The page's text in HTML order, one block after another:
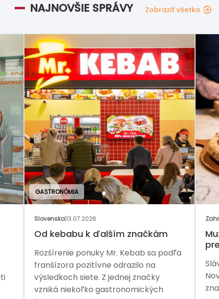
NAJNOVŠIE SPRÁVY Zobraziť všetko
sa podľa
Zahraničie
Muž, ktorý pomohol Arby’s,
Slávnu franšízu čaká ďalšia etapa.
Nový vlastník chce obnoviť rast
značky aj jej silnejšiu pozíciu na trhu.